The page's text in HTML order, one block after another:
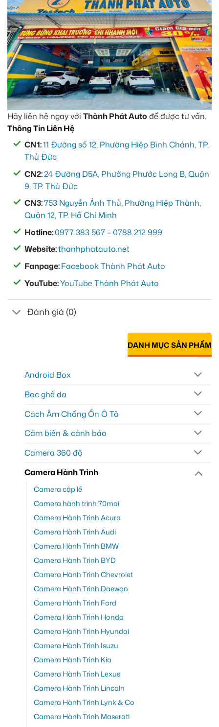
Hãy liên hệ ngay với Thành Phát Auto để được tư vấn.
Thông Tin Liên Hệ
CN1:11 Đường số 12, Phường Hiệp Bình Chánh, TP.
Thủ Đức
CN2:24 Đường D5A, Phường Phước Long B, Quận
9, TP. Thủ Đức
CN3:753 Nguyễn Ảnh Thủ, Phường Hiệp Thành,
Quận 12, TP. Hồ Chí Minh
Hotline:0977 383 567 –0788 212 999
Website:thanhphatauto.net
Fanpage:Facebook Thành Phát Auto
YouTube:YouTube Thành Phát Auto
Đánh giá (0)
DANH MỤC SẢN PHẨM
Android Box
Bọc ghế da
Cách Âm Chống Ồn Ô Tô
Cảm biến & cảnh báo
Camera 360 độ
Camera Hành Trình
Camera cập lề
Camera hành trình 70mai
Camera Hành Trình Acura
Camera Hành Trình Audi
Camera Hành Trình BMW
Camera Hành Trình BYD
Camera Hành Trình Chevrolet
Camera Hành Trình Daewoo
Camera Hành Trình Ford
Camera Hành Trình Honda
Camera Hành Trình Hyundai
Camera Hành Trình Isuzu
Camera Hành Trình Kia
Camera Hành Trình Lexus
Camera Hành Trình Lincoln
Camera Hành Trình Lynk & Co
Camera Hành Trình Maserati